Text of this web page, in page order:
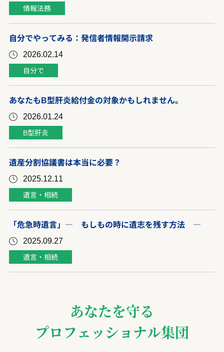
情報法務
自分でやってみる：発信者情報開示請求
2026.02.14
自分で
あなたもB型肝炎給付金の対象かもしれません。
2026.01.24
B型肝炎
遺産分割協議書は本当に必要？
2025.12.11
遺言・相続
「危急時遺言」― もしもの時に遺志を残す方法 ―
2025.09.27
遺言・相続
あなたを守る
プロフェッショナル集団